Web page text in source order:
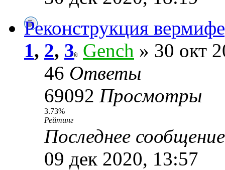
Реконструкция
1, 2, 3 Gench » 30 окт
46 Ответы
69092 Просмотры
3.73%
Рейтинг
Последнее
09 дек 2020, 13:57